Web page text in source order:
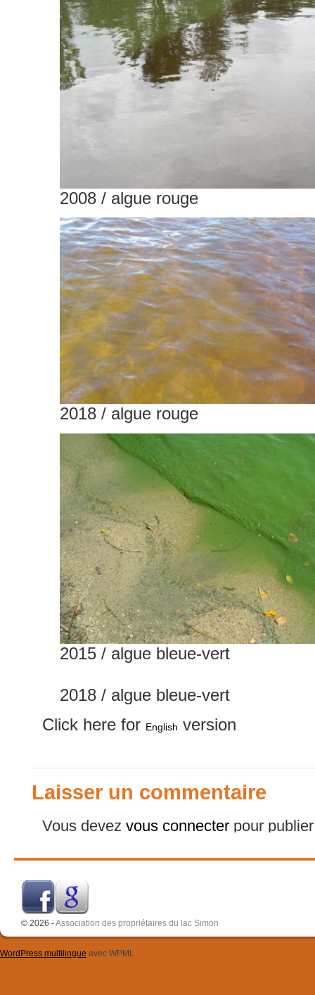
2008 / algue rouge
2018 / algue rouge
2015 / algue bleue-vert
2018 / algue bleue-vert
Click here for English version
Laisser un commentaire
Vous devez vous connecter pour
© 2026 -Association des propriétaires du lac Simon
WordPress multilingue avec WPML